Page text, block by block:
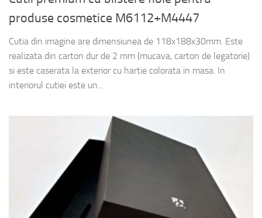
produse cosmetice M6112+M4447
Cutia din imagine are dimensiunea de 118x188x30mm. Este
realizata din carton dur de 2 mm (mucava, carton de legatorie)
si este caserata la exterior cu hartie colorata in masa. In
interiorul cutiei este un...